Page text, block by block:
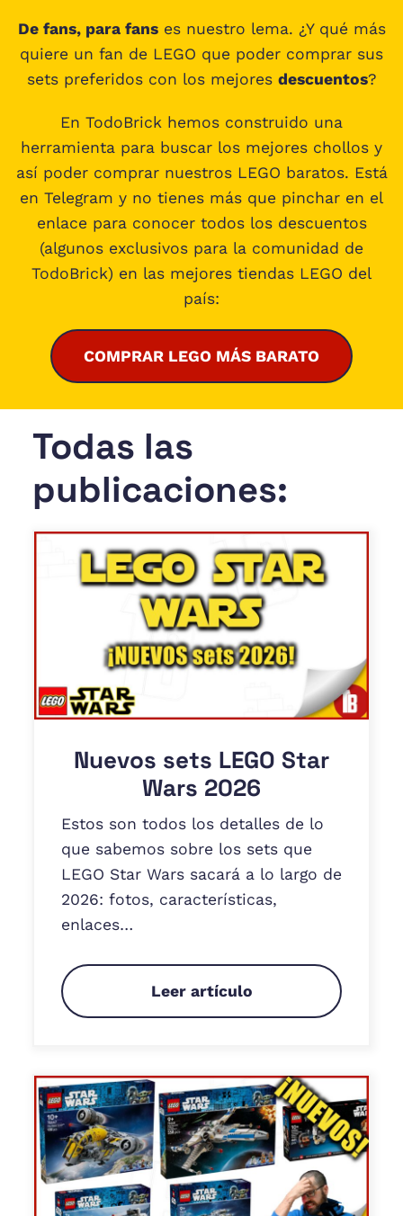
De fans, para fanses nuestro lema. ¿Y qué más
quiere un fan de LEGO que poder comprar sus
sets preferidos con los mejores descuentos?
En TodoBrick hemos construido una
herramienta para buscar los mejores chollos y
así poder comprar nuestros LEGO baratos. Está
en Telegram y no tienes más que pinchar en el
enlace para conocer todos los descuentos
(algunos exclusivos para la comunidad de
TodoBrick) en las mejores tiendas LEGO del
país:
COMPRAR LEGO MÁS BARATO
Todas las
publicaciones:
Nuevos sets LEGO Star
Wars 2026
Estos son todos los detalles de lo
que sabemos sobre los sets que
LEGO Star Wars sacará a lo largo de
2026: fotos, características,
enlaces…
Leer artículo